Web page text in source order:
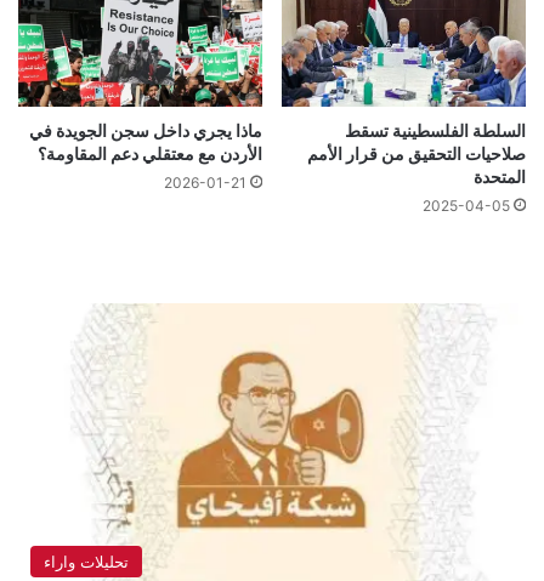
السلطة الفلسطينية تسقط
صلاحيات التحقيق من قرار الأمم
المتحدة
2025-04-05
ماذا يجري داخل سجن الجويدة في
الأردن مع معتقلي دعم المقاومة؟
2026-01-21
تحليلات واراء